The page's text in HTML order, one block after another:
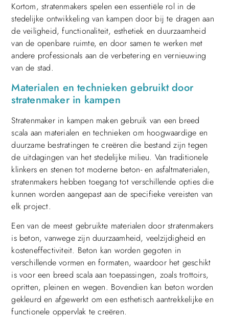
Kortom, stratenmakers spelen een essentiële rol in de
stedelijke ontwikkeling van kampen door bij te dragen aan
de veiligheid, functionaliteit, esthetiek en duurzaamheid
van de openbare ruimte, en door samen te werken met
andere professionals aan de verbetering en vernieuwing
van de stad.
Materialen en technieken gebruikt door
stratenmaker in kampen
Stratenmaker in kampen maken gebruik van een breed
scala aan materialen en technieken om hoogwaardige en
duurzame bestratingen te creëren die bestand zijn tegen
de uitdagingen van het stedelijke milieu. Van traditionele
klinkers en stenen tot moderne beton- en asfaltmaterialen,
stratenmakers hebben toegang tot verschillende opties die
kunnen worden aangepast aan de specifieke vereisten van
elk project.
Een van de meest gebruikte materialen door stratenmakers
is beton, vanwege zijn duurzaamheid, veelzijdigheid en
kosteneffectiviteit. Beton kan worden gegoten in
verschillende vormen en formaten, waardoor het geschikt
is voor een breed scala aan toepassingen, zoals trottoirs,
opritten, pleinen en wegen. Bovendien kan beton worden
gekleurd en afgewerkt om een esthetisch aantrekkelijke en
functionele oppervlak te creëren.